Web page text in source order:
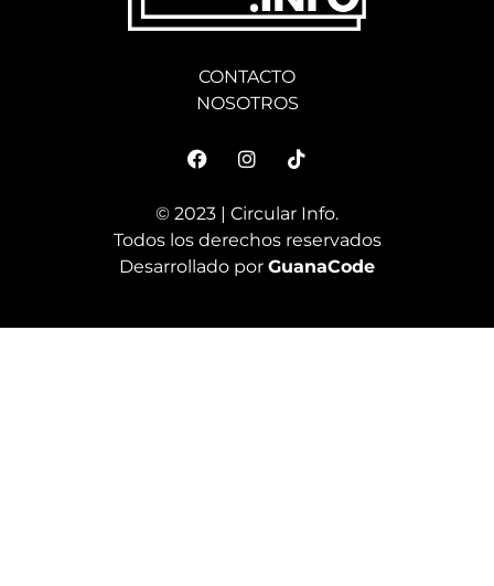
CONTACTO
NOSOTROS
© 2023 | Circular Info.
Todos los derechos reservados
Desarrollado por GuanaCode